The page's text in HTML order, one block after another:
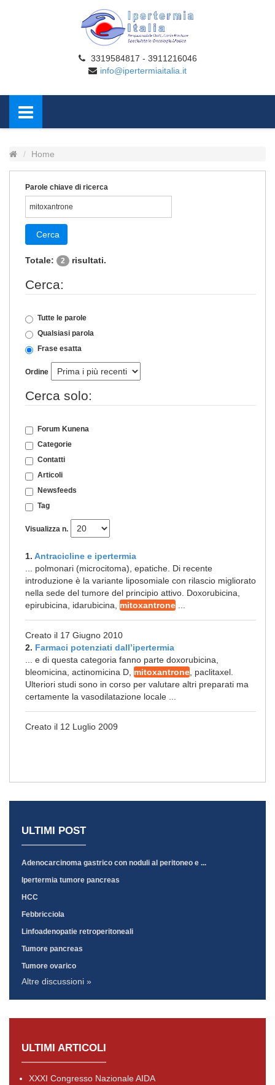
3319584817 - 3911216046
info@ipertermiaitalia.it
Home
Parole chiave di ricerca
Cerca
Totale: 2 risultati.
Cerca:
Tutte le parole
Qualsiasi parola
Frase esatta
Ordine
Cerca solo:
Forum Kunena
Categorie
Contatti
Articoli
Newsfeeds
Tag
Visualizza n.
1. Antracicline e ipertermia
... polmonari (microcitoma), epatiche. Di recente
introduzione è la variante liposomiale con rilascio migliorato
nella sede del tumore del principio attivo. Doxorubicina,
epirubicina, idarubicina, mitoxantrone
Creato il 17 Giugno 2010
2. Farmaci potenziati dall’ipertermia
... e di questa categoria fanno parte doxorubicina,
bleomicina, actinomicina D, mitoxantrone , paclitaxel.
Ulteriori studi sono in corso per valutare altri preparati ma
certamente la vasodilatazione locale ...
Creato il 12 Luglio 2009
ULTIMI POST
Adenocarcinoma gastrico con noduli al peritoneo e ...
Ipertermia tumore pancreas
HCC
Febbricciola
Linfoadenopatie retroperitoneali
Tumore pancreas
Tumore ovarico
Altre discussioni »
ULTIMI ARTICOLI
XXXI Congresso Nazionale AIDA